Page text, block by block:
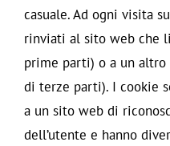
casuale. Ad ogni visita
rinviati al sito web che
prime parti) o a un
di terze parti). I cookie
a un sito web di
dell’utente e hanno